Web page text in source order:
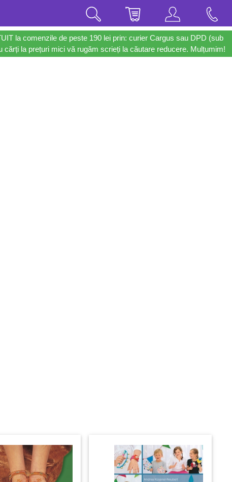
la comenzile de peste 190 lei prin: curier Cargus sau DPD (sub
la prețuri mici vă rugăm scrieți la căutare reducere. Mulțumim!